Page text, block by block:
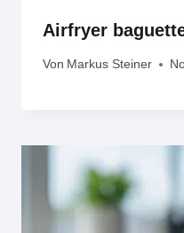
Airfryer
Von Markus Steiner